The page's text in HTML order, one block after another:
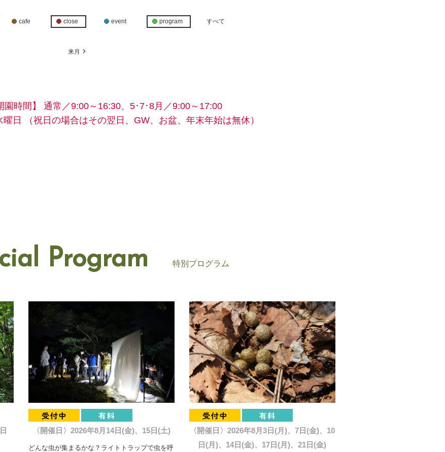
cafe close event program すべて
来月
園時間】
通常／9:00～16:30、5･7･8月／9:00～17:00
曜日
（祝日の場合はその翌日、GW、お盆、年末年始は無休）
Program 特別プログラム
〈開催日〉2026年8月14日(金)、15日(土)
どんな虫が集まるかな？ライトトラップで虫を呼
〈開催日〉2026年8月3日(月)、7日(金)、10
日(月)、14日(金)、17日(月)、21日(金)